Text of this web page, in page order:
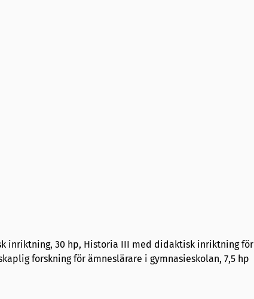
inriktning, 30 hp, Historia III med didaktisk inriktning för
forskning för ämneslärare i gymnasieskolan, 7,5 hp